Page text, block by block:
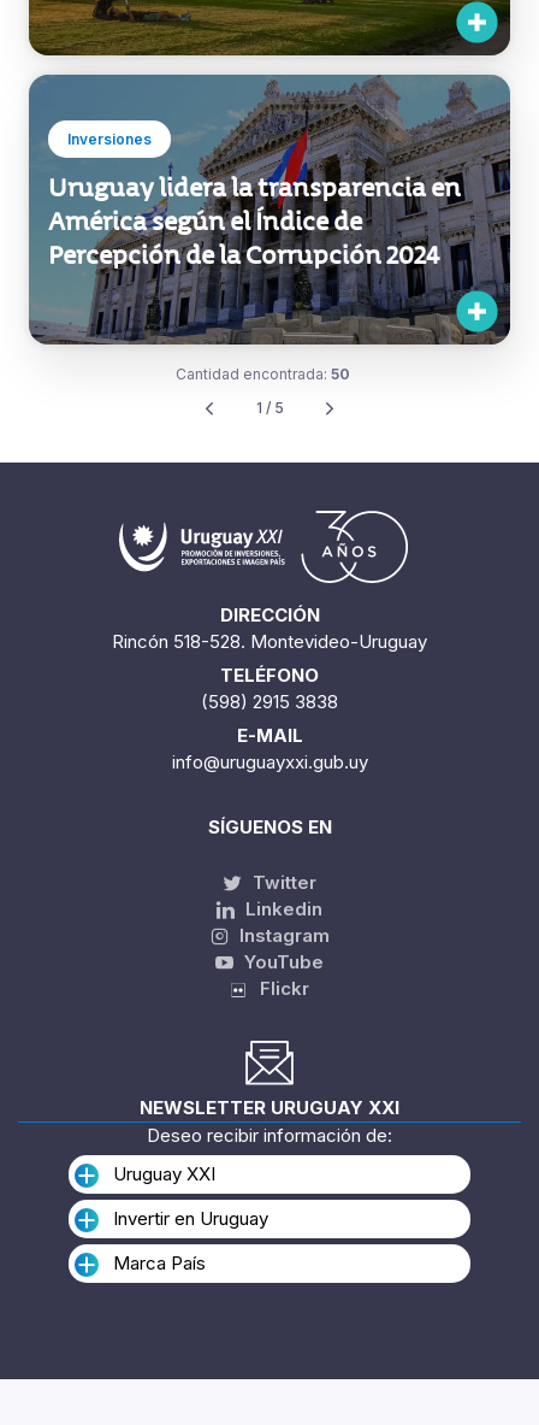
Inversiones
Uruguay lidera la transparencia en
América según el Índice de
Percepción de la Corrupción 2024
DIRECCIÓN
Rincón 518-528. Montevideo-Uruguay
TELÉFONO
(598) 2915 3838
E-MAIL
info@uruguayxxi.gub.uy
SÍGUENOS EN
Twitter
Linkedin
Instagram
YouTube
Flickr
NEWSLETTER URUGUAY XXI
Deseo recibir información de:
Uruguay XXI
Invertir en Uruguay
Marca País